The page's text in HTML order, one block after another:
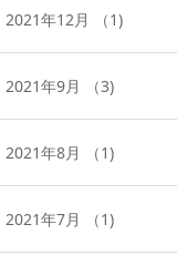
2021年12月 （1)
2021年9月 （3)
2021年8月 （1)
2021年7月 （1)